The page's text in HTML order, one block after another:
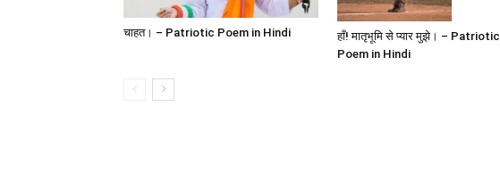
चाहत। – Patriotic Poem in Hindi
हाँ! मातृभूमि से प्यार मुझे। – Patriotic
Poem in Hindi